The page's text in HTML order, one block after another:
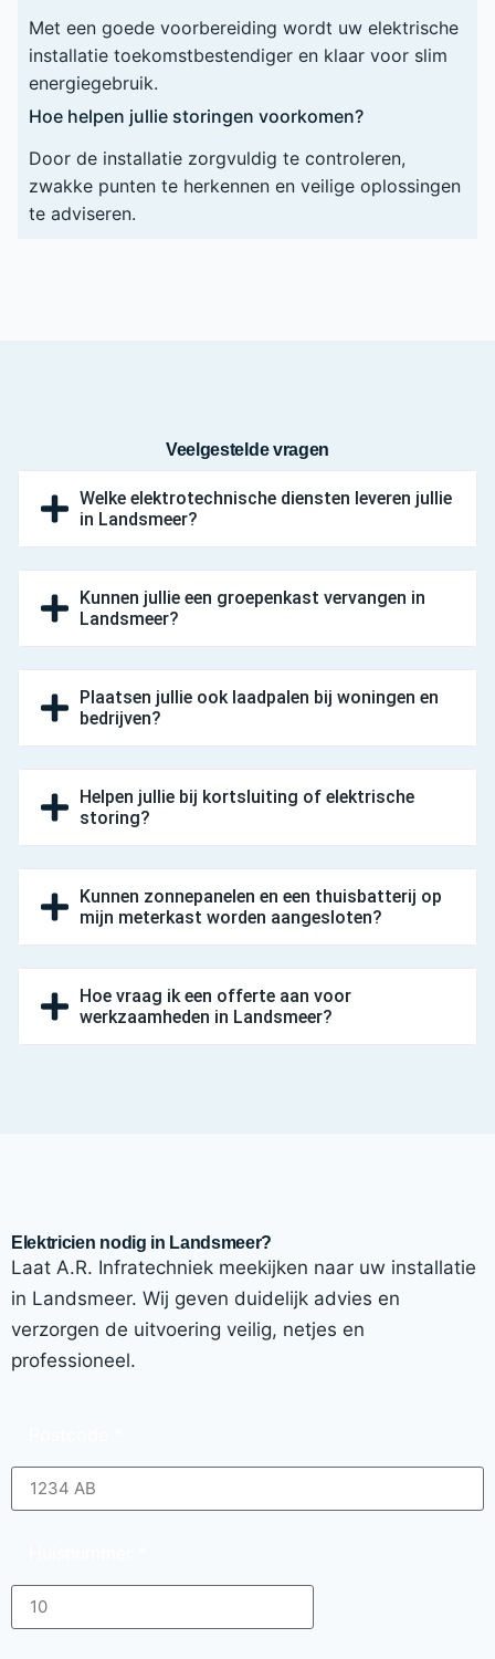
Met een goede voorbereiding wordt uw elektrische
installatie toekomstbestendiger en klaar voor slim
energiegebruik.
Hoe helpen jullie storingen voorkomen?
Door de installatie zorgvuldig te controleren,
zwakke punten te herkennen en veilige oplossingen
te adviseren.
Veelgestelde vragen
Welke elektrotechnische diensten leveren jullie
in Landsmeer?
Kunnen jullie een groepenkast vervangen in
Landsmeer?
Plaatsen jullie ook laadpalen bij woningen en
bedrijven?
Helpen jullie bij kortsluiting of elektrische
storing?
Kunnen zonnepanelen en een thuisbatterij op
mijn meterkast worden aangesloten?
Hoe vraag ik een offerte aan voor
werkzaamheden in Landsmeer?
Elektricien nodig in Landsmeer?
Laat A.R. Infratechniek meekijken naar uw installatie
in Landsmeer. Wij geven duidelijk advies en
verzorgen de uitvoering veilig, netjes en
professioneel.